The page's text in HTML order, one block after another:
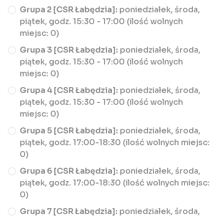
Grupa 2 [CSR Łabędzia]: poniedziałek, środa,
piątek, godz. 15:30 - 17:00 (ilość wolnych
miejsc: 0)
Grupa 3 [CSR Łabędzia]: poniedziałek, środa,
piątek, godz. 15:30 - 17:00 (ilość wolnych
miejsc: 0)
Grupa 4 [CSR Łabędzia]: poniedziałek, środa,
piątek, godz. 15:30 - 17:00 (ilość wolnych
miejsc: 0)
Grupa 5 [CSR Łabędzia]: poniedziałek, środa,
piątek, godz. 17:00-18:30 (ilość wolnych miejsc:
0)
Grupa 6 [CSR Łabędzia]: poniedziałek, środa,
piątek, godz. 17:00-18:30 (ilość wolnych miejsc:
0)
Grupa 7 [CSR Łabędzia]: poniedziałek, środa,